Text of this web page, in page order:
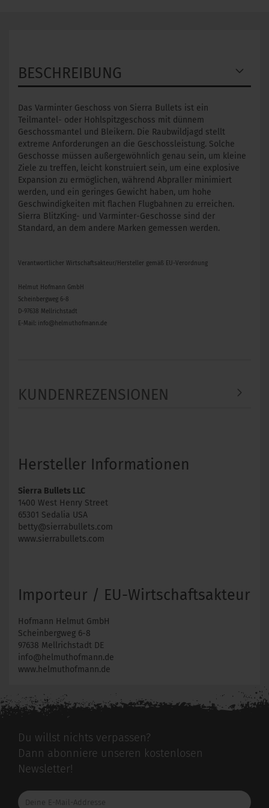
BESCHREIBUNG
Das Varminter Geschoss von Sierra Bullets ist ein
Teilmantel- oder Hohlspitzgeschoss mit dünnem
Geschossmantel und Bleikern. Die Raubwildjagd stellt
extreme Anforderungen an die Geschossleistung. Solche
Geschosse müssen außergewöhnlich genau sein, um kleine
Ziele zu treffen, leicht konstruiert sein, um eine explosive
Expansion zu ermöglichen, während Abpraller minimiert
werden, und ein geringes Gewicht haben, um hohe
Geschwindigkeiten mit flachen Flugbahnen zu erreichen.
Sierra BlitzKing- und Varminter-Geschosse sind der
Standard, an dem andere Marken gemessen werden.
Verantwortlicher Wirtschaftsakteur/Hersteller gemäß EU-Verordnung
Helmut Hofmann GmbH
Scheinbergweg 6-8
D-97638 Mellrichstadt
E-Mail: info@helmuthofmann.de
KUNDENREZENSIONEN
Hersteller Informationen
Sierra Bullets LLC
1400 West Henry Street
65301 Sedalia USA
betty@sierrabullets.com
www.sierrabullets.com
Importeur / EU-Wirtschaftsakteur
Hofmann Helmut GmbH
Scheinbergweg 6-8
97638 Mellrichstadt DE
info@helmuthofmann.de
www.helmuthofmann.de
Du willst nichts verpassen?
Dann abonniere unseren kostenlosen
Newsletter!
Deine
E-